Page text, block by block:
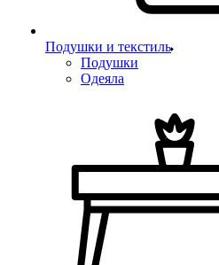
Подушки и текстиль
Подушки
Одеяла